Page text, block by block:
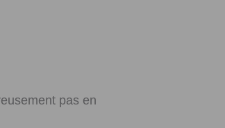
pas en